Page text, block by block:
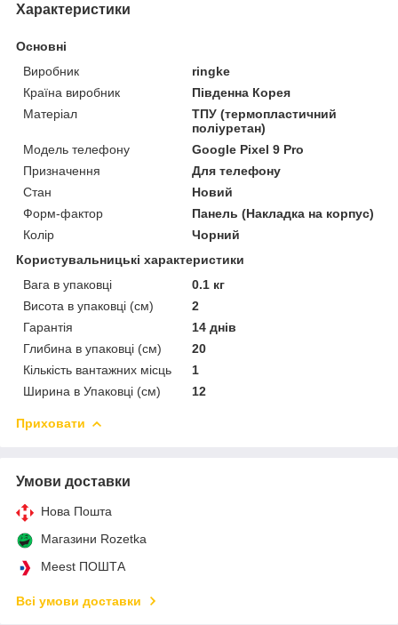
Характеристики
Основні
Виробник
ringke
Країна виробник
Південна Корея
Матеріал
ТПУ (термопластичний
поліуретан)
Модель телефону
Google Pixel 9 Pro
Призначення
Для телефону
Стан
Новий
Форм-фактор
Панель (Накладка на корпус)
Колір
Чорний
Користувальницькі характеристики
Вага в упаковці
0.1 кг
Висота в упаковці (см)
2
Гарантія
14 днів
Глибина в упаковці (см)
20
Кількість вантажних місць
1
Ширина в Упаковці (см)
12
Приховати
Умови доставки
Нова Пошта
Магазини Rozetka
Meest ПОШТА
Всі умови доставки